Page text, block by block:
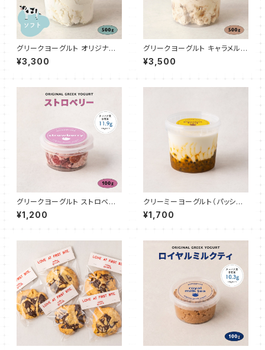
グリークヨーグルト オリジナル
プレーン（ソフト50%） 500g
¥3,300
グリークヨーグルト キャラメルビ
スケット 500g
¥3,500
グリークヨーグルト ストロベリ
ー 100g
¥1,200
クリーミーヨーグルト（パッショ
ンフルーツ）500g
¥1,700